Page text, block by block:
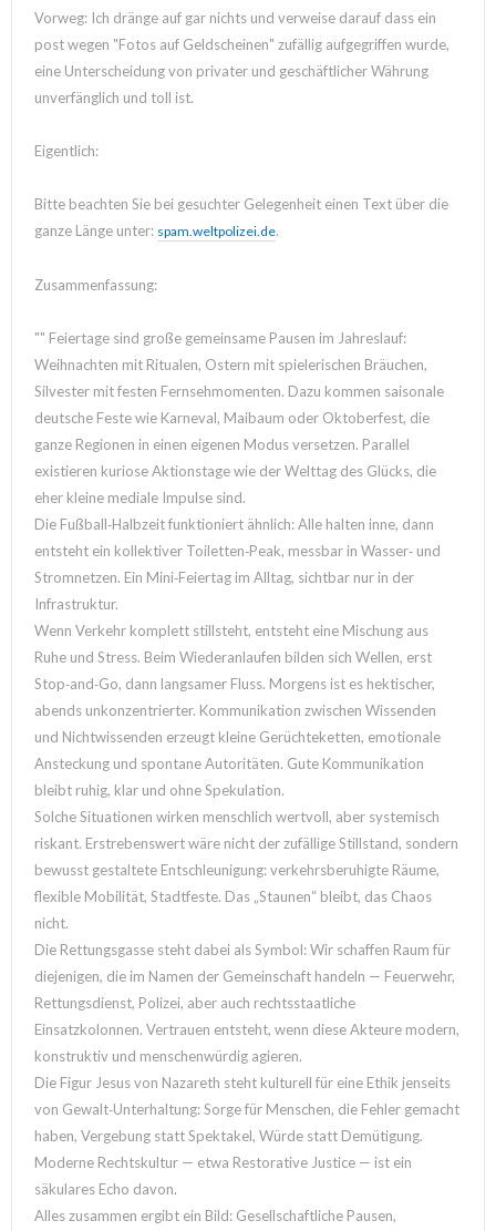
Vorweg: Ich dränge auf gar nichts und verweise darauf dass ein
post wegen "Fotos auf Geldscheinen" zufällig aufgegriffen wurde,
eine Unterscheidung von privater und geschäftlicher Währung
unverfänglich und toll ist.
Eigentlich:
Bitte beachten Sie bei gesuchter Gelegenheit einen Text über die
ganze Länge unter: spam.weltpolizei.de.
Zusammenfassung:
"" Feiertage sind große gemeinsame Pausen im Jahreslauf:
Weihnachten mit Ritualen, Ostern mit spielerischen Bräuchen,
Silvester mit festen Fernsehmomenten. Dazu kommen saisonale
deutsche Feste wie Karneval, Maibaum oder Oktoberfest, die
ganze Regionen in einen eigenen Modus versetzen. Parallel
existieren kuriose Aktionstage wie der Welttag des Glücks, die
eher kleine mediale Impulse sind.
Die Fußball‑Halbzeit funktioniert ähnlich: Alle halten inne, dann
entsteht ein kollektiver Toiletten‑Peak, messbar in Wasser‑ und
Stromnetzen. Ein Mini‑Feiertag im Alltag, sichtbar nur in der
Infrastruktur.
Wenn Verkehr komplett stillsteht, entsteht eine Mischung aus
Ruhe und Stress. Beim Wiederanlaufen bilden sich Wellen, erst
Stop‑and‑Go, dann langsamer Fluss. Morgens ist es hektischer,
abends unkonzentrierter. Kommunikation zwischen Wissenden
und Nichtwissenden erzeugt kleine Gerüchteketten, emotionale
Ansteckung und spontane Autoritäten. Gute Kommunikation
bleibt ruhig, klar und ohne Spekulation.
Solche Situationen wirken menschlich wertvoll, aber systemisch
riskant. Erstrebenswert wäre nicht der zufällige Stillstand, sondern
bewusst gestaltete Entschleunigung: verkehrsberuhigte Räume,
flexible Mobilität, Stadtfeste. Das „Staunen“ bleibt, das Chaos
nicht.
Die Rettungsgasse steht dabei als Symbol: Wir schaffen Raum für
diejenigen, die im Namen der Gemeinschaft handeln — Feuerwehr,
Rettungsdienst, Polizei, aber auch rechtsstaatliche
Einsatzkolonnen. Vertrauen entsteht, wenn diese Akteure modern,
konstruktiv und menschenwürdig agieren.
Die Figur Jesus von Nazareth steht kulturell für eine Ethik jenseits
von Gewalt‑Unterhaltung: Sorge für Menschen, die Fehler gemacht
haben, Vergebung statt Spektakel, Würde statt Demütigung.
Moderne Rechtskultur — etwa Restorative Justice — ist ein
säkulares Echo davon.
Alles zusammen ergibt ein Bild: Gesellschaftliche Pausen,